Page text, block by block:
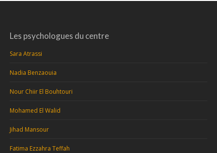
Les psychologues du centre
Sara Atrassi
Nadia Benzaouia
Nour Chiir El Bouhtouri
Mohamed El Walid
Jihad Mansour
Fatima Ezzahra Teffah